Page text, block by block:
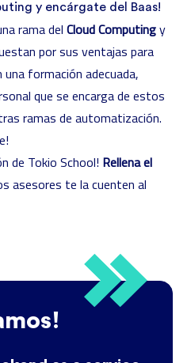
y encárgate del Baas!
rama del Cloud Computingy
por sus ventajas para
formación adecuada,
que se encarga de estos
ramas de automatización.
de Tokio School! Rellena el
asesores te la cuenten al